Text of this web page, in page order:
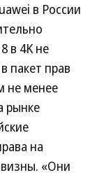
в России
в 4K не
пакет прав
не менее
рынке
на
«Они